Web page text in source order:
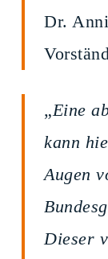
Dr.
„Eine
kann
Augen
Dieser